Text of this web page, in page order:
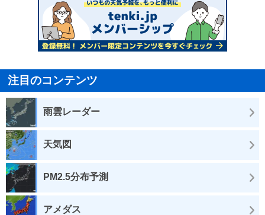
注目のコンテンツ
雨雲レーダー
天気図
PM2.5分布予測
アメダス